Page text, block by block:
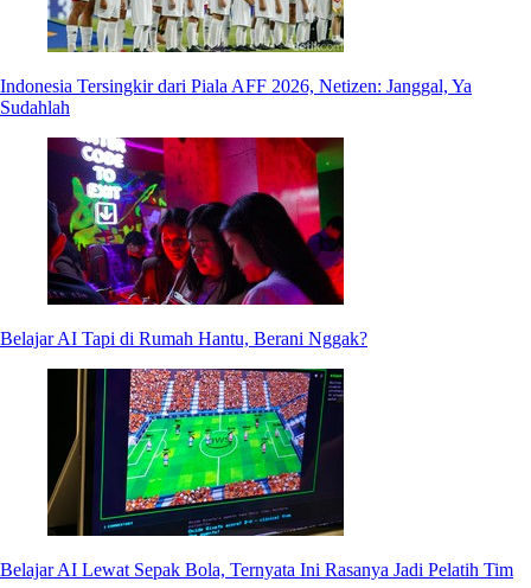
Indonesia Tersingkir dari Piala AFF 2026, Netizen: Janggal, Ya
Sudahlah
Belajar AI Tapi di Rumah Hantu, Berani Nggak?
Belajar AI Lewat Sepak Bola, Ternyata Ini Rasanya Jadi Pelatih Tim